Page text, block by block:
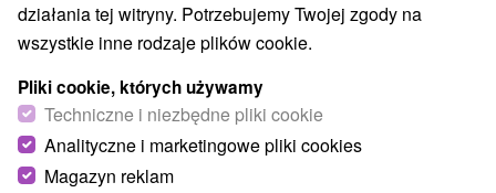
działania tej witryny. Potrzebujemy Twojej zgody na
wszystkie inne rodzaje plików cookie.
Pliki cookie, których używamy
Techniczne i niezbędne pliki cookie
Analityczne i marketingowe pliki cookies
Magazyn reklam